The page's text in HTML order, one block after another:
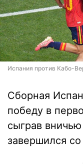
Испания против Кабо-
Сборная
победу в
сыграв
завершился